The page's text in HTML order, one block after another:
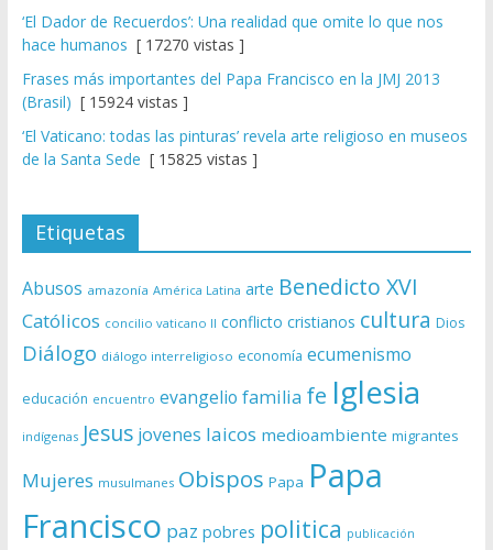
‘El Dador de Recuerdos’: Una realidad que omite lo que nos
hace humanos [ 17270 vistas ]
Frases más importantes del Papa Francisco en la JMJ 2013
(Brasil) [ 15924 vistas ]
‘El Vaticano: todas las pinturas’ revela arte religioso en museos
de la Santa Sede [ 15825 vistas ]
Etiquetas
Abusos amazonía América Latina arte Benedicto XVI
Católicos concilio vaticano II conflicto cristianos cultura Dios
Diálogo diálogo interreligioso economía ecumenismo
educación encuentro evangelio familia fe Iglesia
indígenas Jesus jovenes laicos medioambiente migrantes
Mujeres musulmanes Obispos Papa Papa
Francisco paz pobres politica publicación